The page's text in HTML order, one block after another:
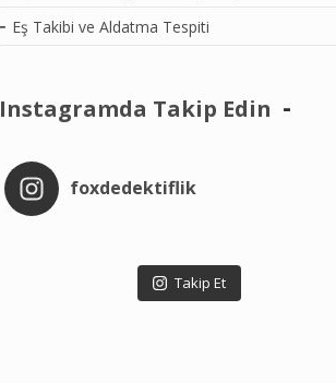
Eş Takibi ve Aldatma Tespiti
Instagramda Takip Edin
foxdedektiflik
Takip Et